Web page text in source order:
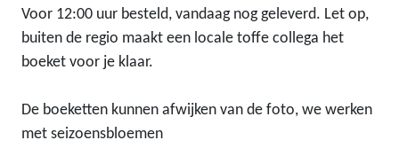
Voor 12:00 uur besteld, vandaag nog geleverd. Let op,
buiten de regio maakt een locale toffe collega het
boeket voor je klaar.
De boeketten kunnen afwijken van de foto, we werken
met seizoensbloemen